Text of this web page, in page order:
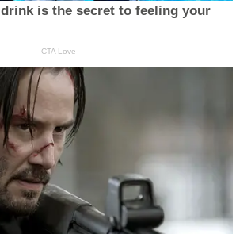
is the secret to feeling your
CTA Love